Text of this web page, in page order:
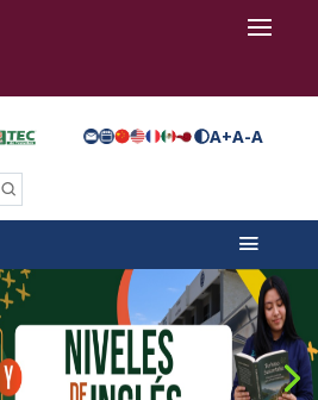
A+A-A